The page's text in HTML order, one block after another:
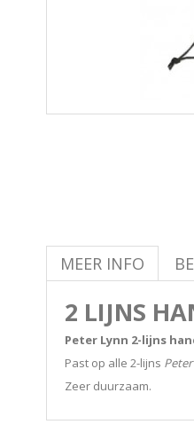
MEER INFO
2 LIJNS
Peter Lynn 2-lijns
Past op alle 2-lijns
Zeer duurzaam.